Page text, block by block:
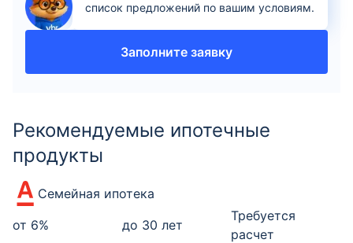
список предложений по вашим условиям.
Заполните заявку
Рекомендуемые ипотечные
продукты
Семейная ипотека
от 6% до 30 лет
Требуется
расчет